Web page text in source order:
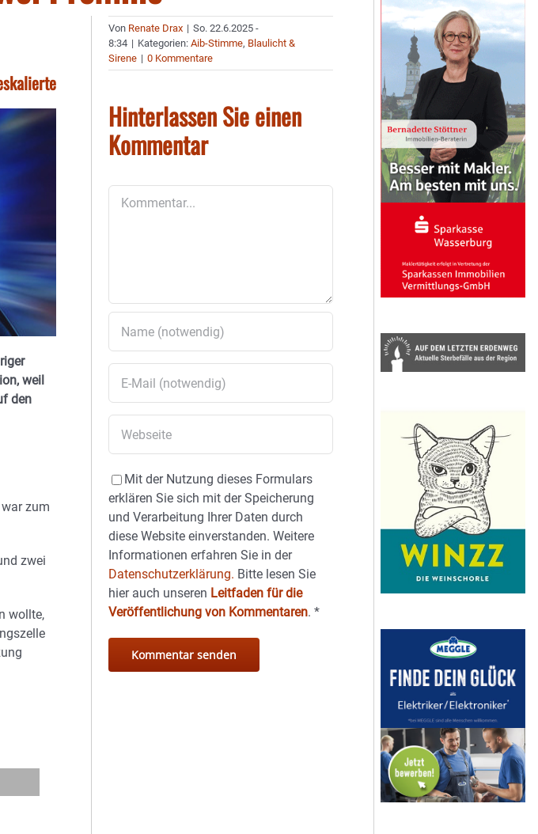
weil
den
zum
zwei
wollte,
Von Renate Drax | So. 22.6.2025 -
8:34 | Kategorien:Aib-Stimme, Blaulicht &
Sirene | 0 Kommentare
Hinterlassen Sie einen
Kommentar
Mit der Nutzung dieses Formulars
erklären Sie sich mit der Speicherung
und Verarbeitung Ihrer Daten durch
diese Website einverstanden. Weitere
Informationen erfahren Sie in der
Datenschutzerklärung. Bitte lesen Sie
hier auch unseren Leitfaden für die
Veröffentlichung von Kommentaren.*